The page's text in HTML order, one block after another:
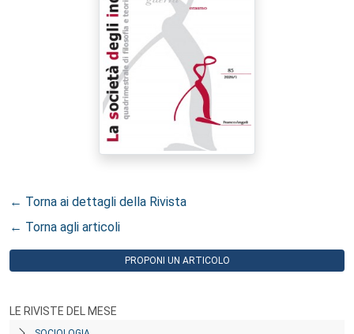
← Torna ai dettagli della Rivista
← Torna agli articoli
PROPONI UN ARTICOLO
LE RIVISTE DEL MESE